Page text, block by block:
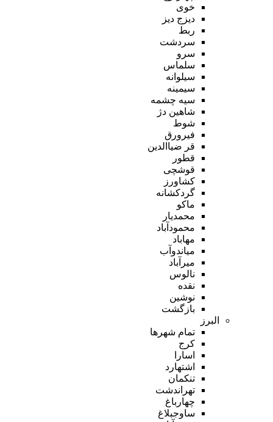
خوی
دیزج دیز
ربط
سردشت
سرو
سلماس
سیلوانه
سیمینه
سیه چشمه
شاهین دژ
شوط
فیرورق
قر ضیاالدین
قطور
قوشچی
کشاورز
گردکشانه
ماکو
محمدیار
محمودآباد
مهاباد
میاندوآب
میرآباد
نالوس
نقده
نوشین
بازگشت
البرز
تمام شهر‌ها
کرج
اسارا
اشتهارد
تنکمان
تهراندشت
چهارباغ
ساوجبلاغ